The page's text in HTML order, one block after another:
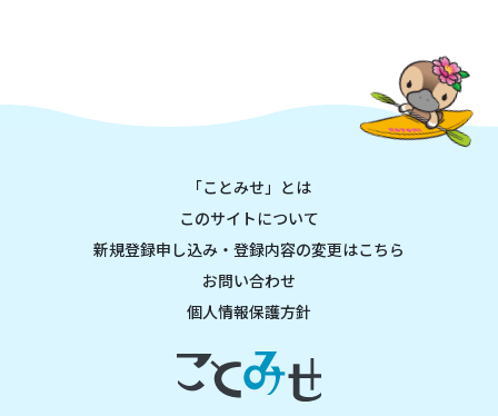
「ことみせ」とは
このサイトについて
新規登録申し込み・登録内容の変更はこちら
お問い合わせ
個人情報保護方針